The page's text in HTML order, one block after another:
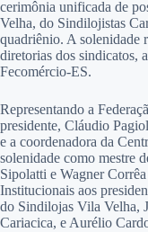
cerimônia unificada de
Velha, do Sindilojistas
quadriênio. A solenidade
diretorias dos sindicatos,
Fecomércio-ES.
Representando a
presidente, Cláudio
e a coordenadora da
solenidade como mestre
Sipolatti e Wagner
Institucionais aos
do Sindilojas Vila Velha,
Cariacica, e Aurélio